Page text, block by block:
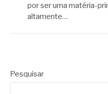
por ser uma matéria-
altamente…
Pesquisar